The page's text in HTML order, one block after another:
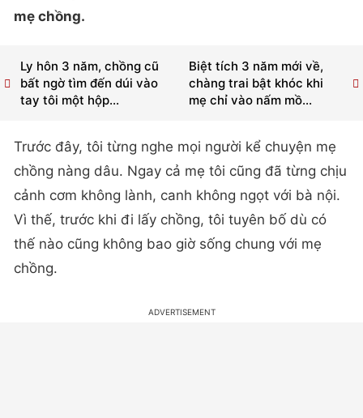
mẹ chồng.
Biệt tích 3 năm mới về,
chàng trai bật khóc khi
mẹ chỉ vào nấm mồ...
Ly hôn 3 năm, chồng cũ
bất ngờ tìm đến dúi vào
tay tôi một hộp...
Trước đây, tôi từng nghe mọi người kể chuyện mẹ
chồng nàng dâu. Ngay cả mẹ tôi cũng đã từng chịu
cảnh cơm không lành, canh không ngọt với bà nội.
Vì thế, trước khi đi lấy chồng, tôi tuyên bố dù có
thế nào cũng không bao giờ sống chung với mẹ
chồng.